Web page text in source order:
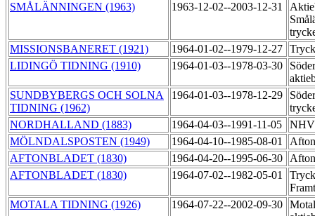
SMÅLÄNNINGEN (1963)
1963-12-02--2003-12-31
MISSIONSBANERET (1921)
1964-01-02--1979-12-27
LIDINGÖ TIDNING (1910)
1964-01-03--1978-03-30
SUNDBYBERGS OCH SOLNA
TIDNING (1962)
1964-01-03--1978-12-29
NORDHALLAND (1883)
1964-04-03--1991-11-05
MÖLNDALSPOSTEN (1949)
1964-04-10--1985-08-01
AFTONBLADET (1830)
1964-04-20--1995-06-30
AFTONBLADET (1830)
1964-07-02--1982-05-01
MOTALA TIDNING (1926)
1964-07-22--2002-09-30